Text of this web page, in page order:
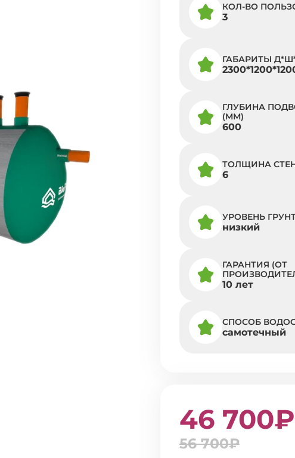
КОЛ-ВО
3
ГАБАРИТЫ
ГЛУБИНА
(ММ)
600
ТОЛЩИНА
6
УРОВЕНЬ
низкий
ГАРАНТИЯ (ОТ
10 лет
СПОСОБ
самотечный
46 700₽
56 700₽